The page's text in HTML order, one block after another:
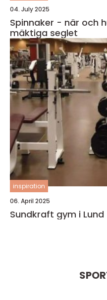
04. July 2025
Spinnaker - när och
mäktiga seglet
inspiration
06. April 2025
Sundkraft gym i Lund